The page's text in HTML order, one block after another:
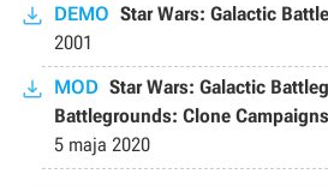
DEMO Star Wars: Galactic
2001
MOD Star Wars: Galactic
Battlegrounds: Clone
5 maja 2020